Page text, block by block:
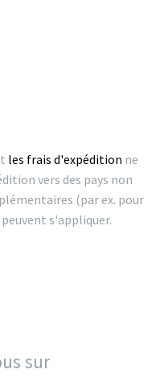
les frais d'expédition ne
vers des pays non
(par ex. pour
s'appliquer.
sur